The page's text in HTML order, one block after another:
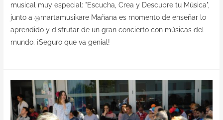
musical muy especial: "Escucha, Crea y Descubre tu Música",
junto a @martamusikare Mañana es momento de enseñar lo
aprendido y disfrutar de un gran concierto con músicas del
mundo. ¡Seguro que va genial!